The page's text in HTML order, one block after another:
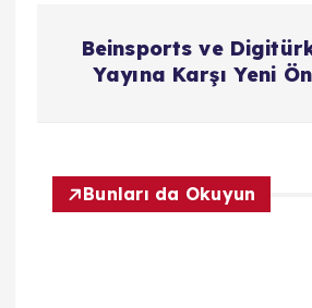
Beinsports ve
Yayına Karşı Yeni
Bunları da Okuyun